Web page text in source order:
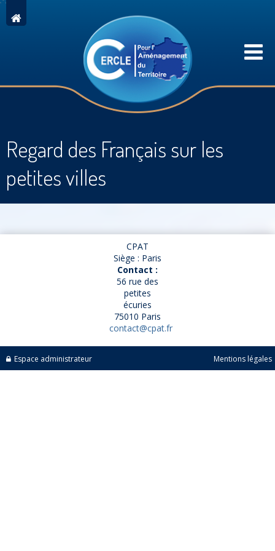
Regard des Français sur les
petites villes
CPAT
Siège : Paris
Contact :
56 rue des
petites
écuries
75010 Paris
contact@cpat.fr
Espace administrateur Mentions légales